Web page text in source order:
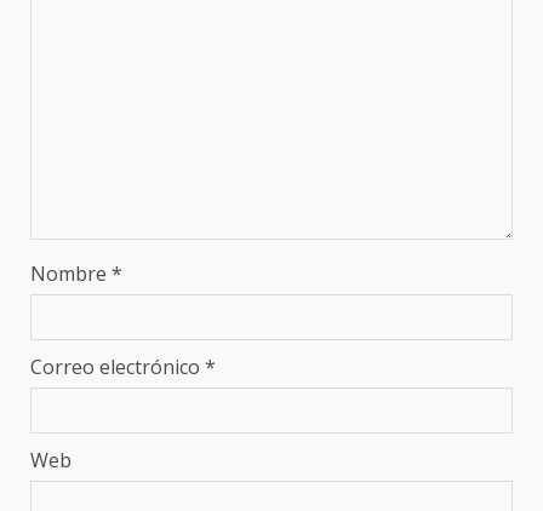
Nombre *
Correo electrónico *
Web